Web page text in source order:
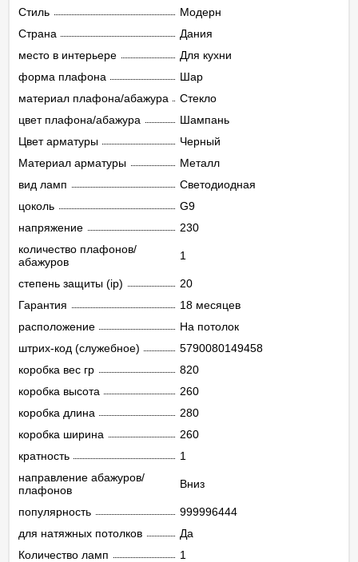
Стиль
Модерн
Страна
Дания
место в интерьере
Для кухни
форма плафона
Шар
материал плафона/абажура
Стекло
цвет плафона/абажура
Шампань
Цвет арматуры
Черный
Материал арматуры
Металл
вид ламп
Светодиодная
цоколь
G9
напряжение
230
количество плафонов/
абажуров
1
степень защиты (ip)
20
Гарантия
18 месяцев
расположение
На потолок
штрих-код (служебное)
5790080149458
коробка вес гр
820
коробка высота
260
коробка длина
280
коробка ширина
260
кратность
1
направление абажуров/
плафонов
Вниз
популярность
999996444
для натяжных потолков
Да
Количество ламп
1